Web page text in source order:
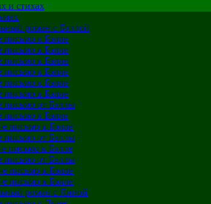
и стихах
роман с Бэллой
письмо к Бэлле
письмо к Бэлле
письмо к Бэлле
письмо к Бэлле
письмо к Бэлле
письмо к Бэлле
письмо от Бэллы
письмо к Бэлле
е письмо к Бэлле
письмо от Бэллы
е письмо к Бэлле
письмо от Бэллы
е письмо к Бэлле
е письмо к Бэлле
роман с Линой